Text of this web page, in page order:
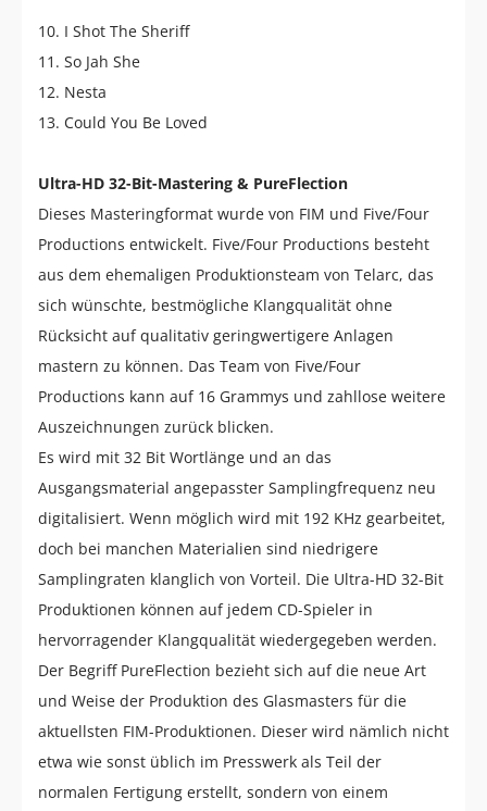
10. I Shot The Sheriff
11. So Jah She
12. Nesta
13. Could You Be Loved
Ultra-HD 32-Bit-Mastering & PureFlection
Dieses Masteringformat wurde von FIM und Five/Four
Productions entwickelt. Five/Four Productions besteht
aus dem ehemaligen Produktionsteam von Telarc, das
sich wünschte, bestmögliche Klangqualität ohne
Rücksicht auf qualitativ geringwertigere Anlagen
mastern zu können. Das Team von Five/Four
Productions kann auf 16 Grammys und zahllose weitere
Auszeichnungen zurück blicken.
Es wird mit 32 Bit Wortlänge und an das
Ausgangsmaterial angepasster Samplingfrequenz neu
digitalisiert. Wenn möglich wird mit 192 KHz gearbeitet,
doch bei manchen Materialien sind niedrigere
Samplingraten klanglich von Vorteil. Die Ultra-HD 32-Bit
Produktionen können auf jedem CD-Spieler in
hervorragender Klangqualität wiedergegeben werden.
Der Begriff PureFlection bezieht sich auf die neue Art
und Weise der Produktion des Glasmasters für die
aktuellsten FIM-Produktionen. Dieser wird nämlich nicht
etwa wie sonst üblich im Presswerk als Teil der
normalen Fertigung erstellt, sondern von einem